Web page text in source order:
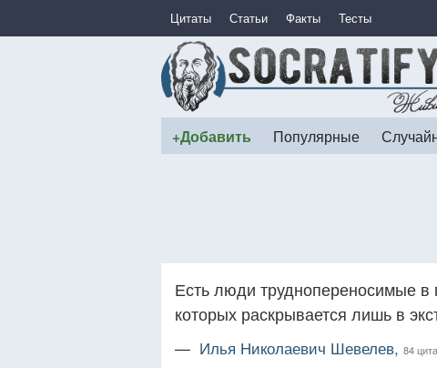
Цитаты Статьи Факты Тесты
+Добавить Популярные
Есть люди труднопереносимые в
которых раскрывается лишь в
— Илья Николаевич Шевелев, 84